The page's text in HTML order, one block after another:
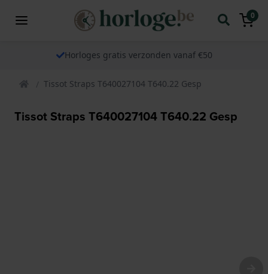
0
Horloges gratis verzonden vanaf €50
Tissot Straps T640027104 T640.22 Gesp
Tissot Straps T640027104 T640.22 Gesp